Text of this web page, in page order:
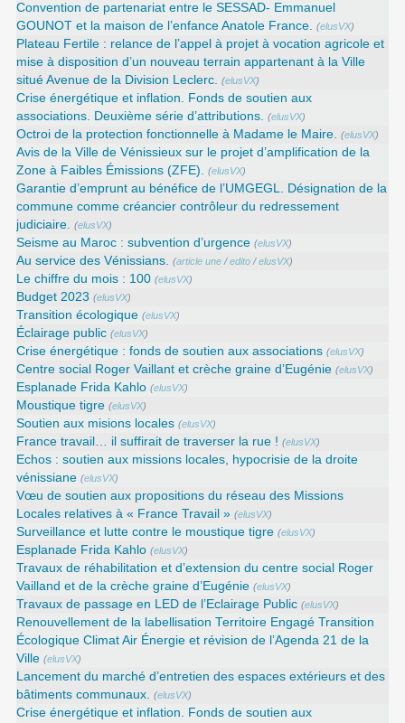
Convention de partenariat entre le SESSAD- Emmanuel
GOUNOT et la maison de l’enfance Anatole France. (elusVX)
Plateau Fertile : relance de l’appel à projet à vocation agricole et
mise à disposition d’un nouveau terrain appartenant à la Ville
situé Avenue de la Division Leclerc. (elusVX)
Crise énergétique et inflation. Fonds de soutien aux
associations. Deuxième série d’attributions. (elusVX)
Octroi de la protection fonctionnelle à Madame le Maire. (elusVX)
Avis de la Ville de Vénissieux sur le projet d’amplification de la
Zone à Faibles Émissions (ZFE). (elusVX)
Garantie d’emprunt au bénéfice de l’UMGEGL. Désignation de la
commune comme créancier contrôleur du redressement
judiciaire. (elusVX)
Seisme au Maroc : subvention d’urgence (elusVX)
Au service des Vénissians. (article une /edito /elusVX)
Le chiffre du mois : 100 (elusVX)
Budget 2023 (elusVX)
Transition écologique (elusVX)
Éclairage public (elusVX)
Crise énergétique : fonds de soutien aux associations (elusVX)
Centre social Roger Vaillant et crèche graine d’Eugénie (elusVX)
Esplanade Frida Kahlo (elusVX)
Moustique tigre (elusVX)
Soutien aux misions locales (elusVX)
France travail… il suffirait de traverser la rue ! (elusVX)
Echos : soutien aux missions locales, hypocrisie de la droite
vénissiane (elusVX)
Vœu de soutien aux propositions du réseau des Missions
Locales relatives à « France Travail » (elusVX)
Surveillance et lutte contre le moustique tigre (elusVX)
Esplanade Frida Kahlo (elusVX)
Travaux de réhabilitation et d’extension du centre social Roger
Vailland et de la crèche graine d’Eugénie (elusVX)
Travaux de passage en LED de l’Eclairage Public (elusVX)
Renouvellement de la labellisation Territoire Engagé Transition
Écologique Climat Air Énergie et révision de l’Agenda 21 de la
Ville (elusVX)
Lancement du marché d’entretien des espaces extérieurs et des
bâtiments communaux. (elusVX)
Crise énergétique et inflation. Fonds de soutien aux